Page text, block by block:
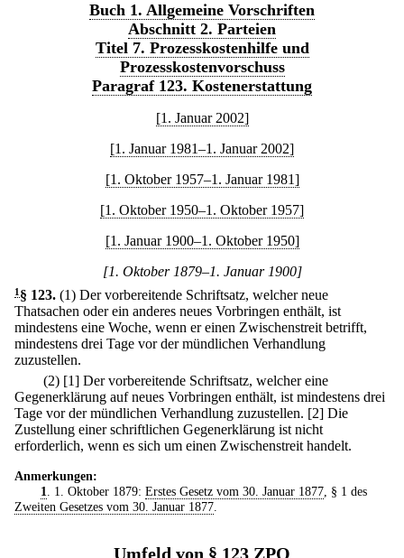
Buch 1. Allgemeine Vorschriften
Abschnitt 2. Parteien
Titel 7. Prozesskostenhilfe und
Prozesskostenvorschuss
Paragraf 123. Kostenerstattung
[1. Januar 2002]
[1. Januar 1981–1. Januar 2002]
[1. Oktober 1957–1. Januar 1981]
[1. Oktober 1950–1. Oktober 1957]
[1. Januar 1900–1. Oktober 1950]
[1. Oktober 1879–1. Januar 1900]
1 § 123. (1) Der vorbereitende Schriftsatz, welcher neue
Thatsachen oder ein anderes neues Vorbringen enthält, ist
mindestens eine Woche, wenn er einen Zwischenstreit betrifft,
mindestens drei Tage vor der mündlichen Verhandlung
zuzustellen.
(2) [1] Der vorbereitende Schriftsatz, welcher eine
Gegenerklärung auf neues Vorbringen enthält, ist mindestens drei
Tage vor der mündlichen Verhandlung zuzustellen. [2] Die
Zustellung einer schriftlichen Gegenerklärung ist nicht
erforderlich, wenn es sich um einen Zwischenstreit handelt.
Anmerkungen:
1. 1. Oktober 1879: Erstes Gesetz vom 30. Januar 1877, § 1 des
Zweiten Gesetzes vom 30. Januar 1877.
Umfeld von § 123 ZPO